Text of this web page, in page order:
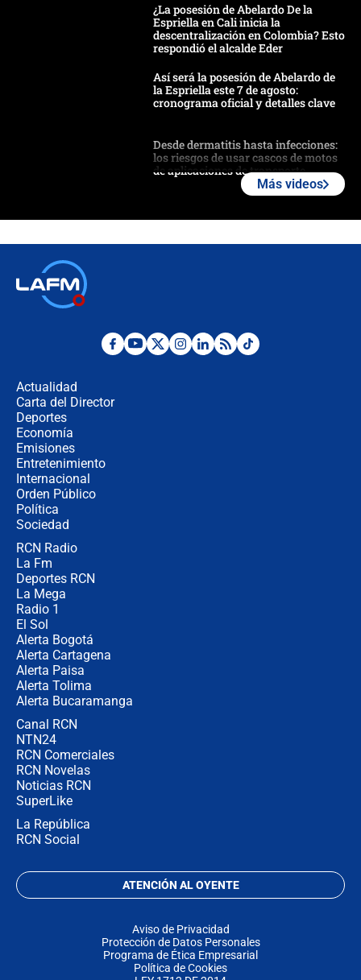
¿La posesión de Abelardo De la
Espriella en Cali inicia la
descentralización en Colombia? Esto
respondió el alcalde Eder
Así será la posesión de Abelardo de
la Espriella este 7 de agosto:
cronograma oficial y detalles clave
Desde dermatitis hasta infecciones:
los riesgos de usar cascos de motos
de aplicaciones de transporte
Posesión de Abelardo De La Espriella
Más videos
Actualidad
Carta del Director
Deportes
Economía
Emisiones
Entretenimiento
Internacional
Orden Público
Política
Sociedad
RCN Radio
La Fm
Deportes RCN
La Mega
Radio 1
El Sol
Alerta Bogotá
Alerta Cartagena
Alerta Paisa
Alerta Tolima
Alerta Bucaramanga
Canal RCN
NTN24
RCN Comerciales
RCN Novelas
Noticias RCN
SuperLike
La República
RCN Social
ATENCIÓN AL OYENTE
Aviso de Privacidad
Protección de Datos Personales
Programa de Ética Empresarial
Política de Cookies